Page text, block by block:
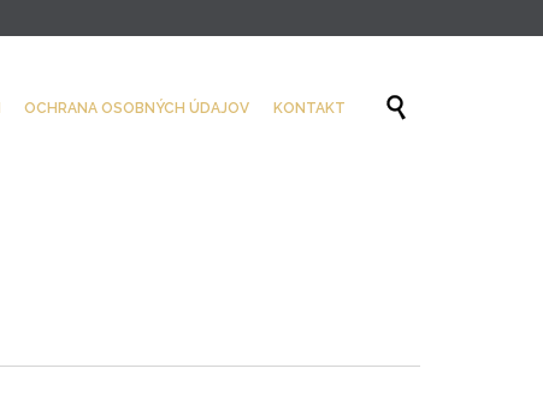
Skip
OCHRANA OSOBNÝCH ÚDAJOV KONTAKT 